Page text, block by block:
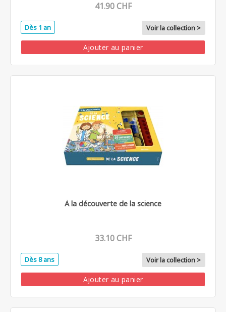
41.90 CHF
Dès 1 an Voir la collection >
Ajouter au panier
À la découverte de la science
33.10 CHF
Dès 8 ans Voir la collection >
Ajouter au panier